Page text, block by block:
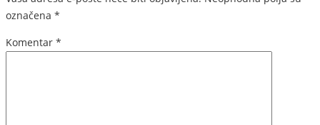
označena *
Komentar *